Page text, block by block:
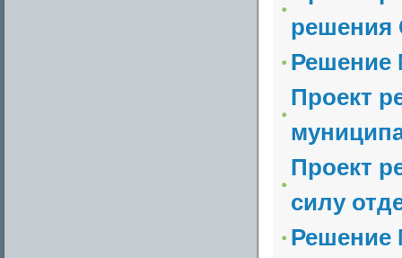
решения
Решение
Проект
Проект
силу
Решение